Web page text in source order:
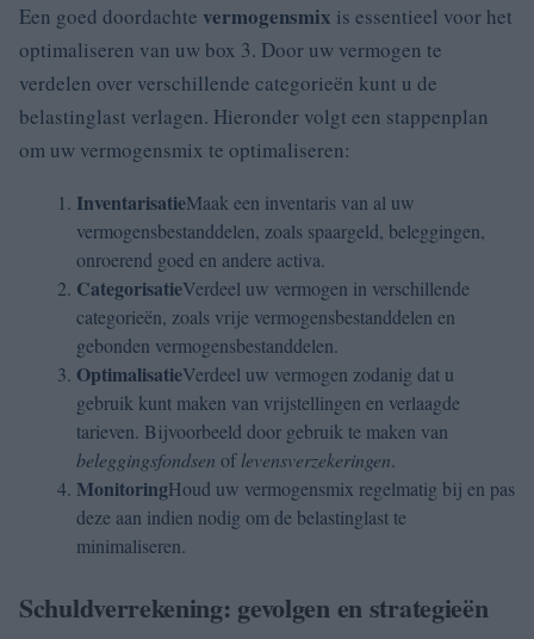
Een goed doordachte vermogensmix is essentieel voor het
optimaliseren van uw box 3. Door uw vermogen te
verdelen over verschillende categorieën kunt u de
belastinglast verlagen. Hieronder volgt een stappenplan
om uw vermogensmix te optimaliseren:
InventarisatieMaak een inventaris van al uw
vermogensbestanddelen, zoals spaargeld, beleggingen,
onroerend goed en andere activa.
CategorisatieVerdeel uw vermogen in verschillende
categorieën, zoals vrije vermogensbestanddelen en
gebonden vermogensbestanddelen.
OptimalisatieVerdeel uw vermogen zodanig dat u
gebruik kunt maken van vrijstellingen en verlaagde
tarieven. Bijvoorbeeld door gebruik te maken van
beleggingsfondsen oflevensverzekeringen.
MonitoringHoud uw vermogensmix regelmatig bij en pas
deze aan indien nodig om de belastinglast te
minimaliseren.
Schuldverrekening: gevolgen en strategieën